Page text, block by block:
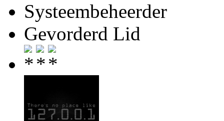
Systeembeheerder
Gevorderd Lid